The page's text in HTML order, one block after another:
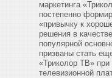
маркетинга
постепенно
«привычку к
решения в
популярной
призваны стать
«Триколор ТВ»
телевизионной